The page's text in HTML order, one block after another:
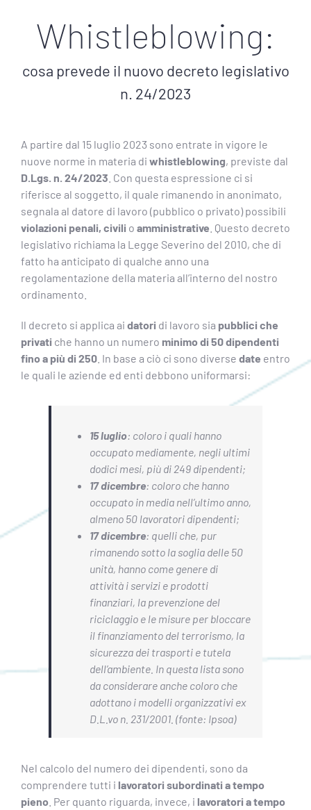
Whistleblowing:
cosa prevede il nuovo decreto legislativo
n. 24/2023
A partire dal 15 luglio 2023 sono entrate in vigore le
nuove norme in materia di whistleblowing, previste dal
D.Lgs. n. 24/2023 . Con questa espressione ci si
riferisce al soggetto, il quale rimanendo in anonimato,
segnala al datore di lavoro (pubblico o privato) possibili
violazioni penali, civili o amministrative . Questo decreto
legislativo richiama la Legge Severino del 2010, che di
fatto ha anticipato di qualche anno una
regolamentazione della materia all’interno del nostro
ordinamento.
Il decreto si applica ai datori di lavoro sia pubblici che
privati che hanno un numero minimo di 50 dipendenti
fino a più di 250. In base a ciò ci sono diverse date entro
le quali le aziende ed enti debbono uniformarsi:
15 luglio: coloro i quali hanno
occupato mediamente, negli ultimi
dodici mesi, più di 249 dipendenti;
17 dicembre: coloro che hanno
occupato in media nell’ultimo anno,
almeno 50 lavoratori dipendenti;
17 dicembre: quelli che, pur
rimanendo sotto la soglia delle 50
unità, hanno come genere di
attività i servizi e prodotti
finanziari, la prevenzione del
riciclaggio e le misure per bloccare
il finanziamento del terrorismo, la
sicurezza dei trasporti e tutela
dell’ambiente. In questa lista sono
da considerare anche coloro che
adottano i modelli organizzativi ex
D.L.vo n. 231/2001. (fonte: Ipsoa)
Nel calcolo del numero dei dipendenti, sono da
comprendere tutti i lavoratori subordinati a tempo
pieno. Per quanto riguarda, invece, i lavoratori a tempo